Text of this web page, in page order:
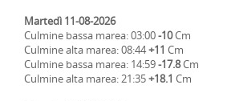
Martedì 11-08-2026
Culmine bassa marea: 03:00-10Cm
Culmine alta marea: 08:44+11 Cm
Culmine bassa marea: 14:59-17.8Cm
Culmine alta marea: 21:35+18.1 Cm